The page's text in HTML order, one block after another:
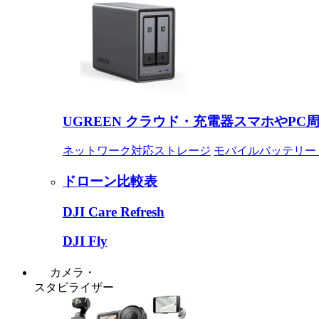
UGREEN クラウド・充電器スマホやPC
ネットワーク対応ストレージ モバイルバッテリー
ドローン比較表
DJI Care Refresh
DJI Fly
カメラ・
スタビライザー